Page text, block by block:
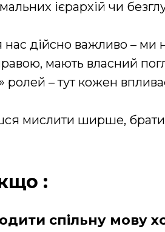
ієрархій чи
дійсно важливо –
мають власний
ролей – тут кожен
мислити ширше, брати
спільну мову
: